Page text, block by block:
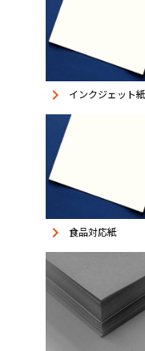
keyboard_arrow_right インクジェット紙
keyboard_arrow_right 食品対応紙